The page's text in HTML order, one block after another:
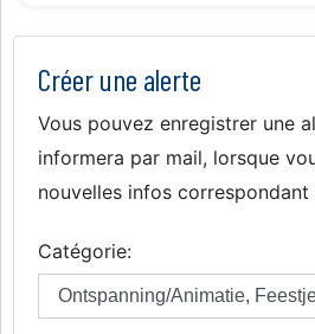
Créer une alerte
Vous pouvez enregistrer une
informera par mail, lorsque
nouvelles infos
Catégorie: